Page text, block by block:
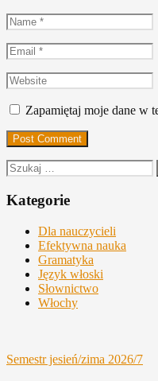
Name
*
Email
*
Website
Zapamiętaj moje dane w
Szukaj:
Kategorie
Dla nauczycieli
Efektywna nauka
Gramatyka
Język włoski
Słownictwo
Włochy
Semestr jesień/zima 2026/7